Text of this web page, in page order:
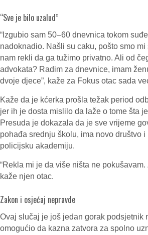
“Sve je bilo uzalud”
“Izgubio sam 50–60 dnevnica tokom
nadoknadio. Našli su caku, pošto smo
nam rekli da ga tužimo privatno. Ali od
advokata? Radim za dnevnice, imam
dvoje djece”, kaže za Fokus otac sada
Kaže da je kćerka prošla težak period
jer ih je dosta mislilo da laže o tome šta
Presuda je dokazala da je sve vrijeme
pohađa srednju školu, ima novo društvo
policijsku akademiju.
“Rekla mi je da više ništa ne
kaže njen otac.
Zakon i osjećaj nepravde
Ovaj slučaj je još jedan gorak podsjetnik
omogućio da kazna zatvora za spolno